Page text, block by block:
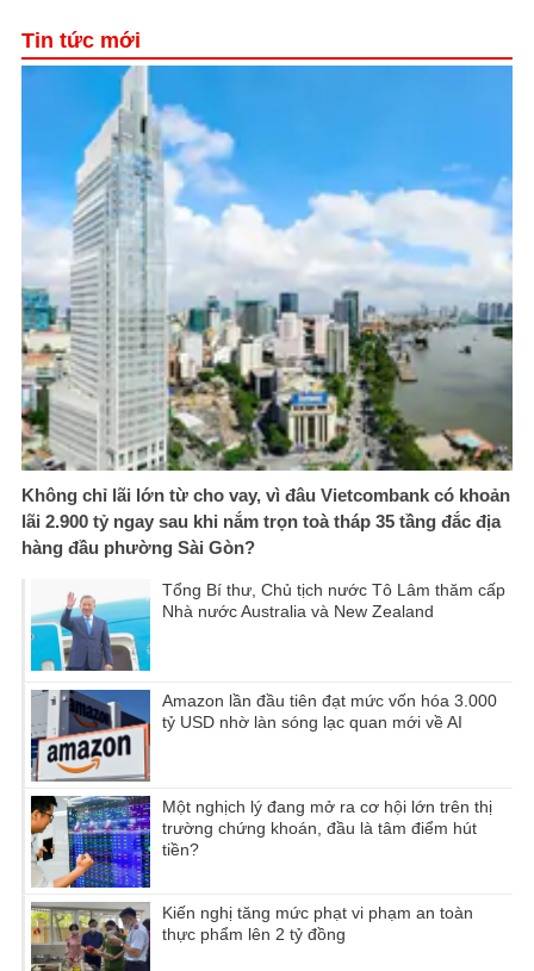
Tin tức mới
Không chỉ lãi lớn từ cho vay, vì đâu Vietcombank có khoản
lãi 2.900 tỷ ngay sau khi nắm trọn toà tháp 35 tầng đắc địa
hàng đầu phường Sài Gòn?
Tổng Bí thư, Chủ tịch nước Tô Lâm thăm cấp
Nhà nước Australia và New Zealand
Amazon lần đầu tiên đạt mức vốn hóa 3.000
tỷ USD nhờ làn sóng lạc quan mới về AI
Một nghịch lý đang mở ra cơ hội lớn trên thị
trường chứng khoán, đầu là tâm điểm hút
tiền?
Kiến nghị tăng mức phạt vi phạm an toàn
thực phẩm lên 2 tỷ đồng